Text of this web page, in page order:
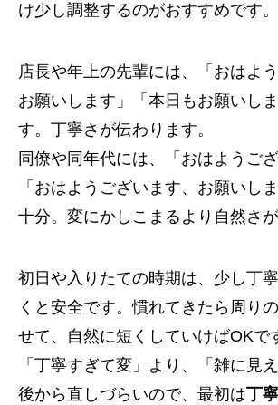
け少し調整するのがおすすめです。
店長や年上の先輩には、「おはよう
お願いします」「本日もお願いし
す。丁寧さが伝わります。
同僚や同年代には、「おはようござ
「おはようございます、お願いし
十分。変にかしこまるより自然さが
初日や入りたての時期は、少し丁
くと安全です。慣れてきたら周り
せて、自然に短くしていけばOKで
「丁寧すぎて変」より、「雑に見
後から直しづらいので、最初は丁